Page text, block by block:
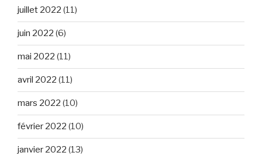
juillet 2022 (11)
juin 2022 (6)
mai 2022 (11)
avril 2022 (11)
mars 2022 (10)
février 2022 (10)
janvier 2022 (13)